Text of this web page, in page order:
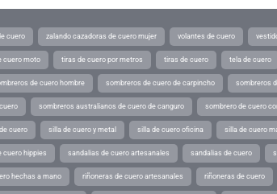
cuero zalando cazadoras de cuero mujer volantes de cuero
cuero moto tiras de cuero por metros tiras de cuero tela de cuero
de cuero hombre sombreros de cuero de carpincho sombreros
sombreros australianos de cuero de canguro sombrero de cuero
cuero silla de cuero y metal silla de cuero oficina silla de cuero
cuero hippies sandalias de cuero artesanales sandalias de cuero
hechas a mano riñoneras de cuero artesanales riñoneras de cuero